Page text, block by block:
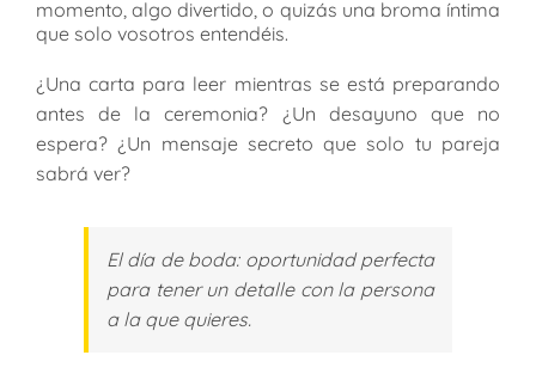
momento, algo divertido, o quizás una broma íntima
que solo vosotros entendéis.
¿Una carta para leer mientras se está preparando
antes de la ceremonia? ¿Un desayuno que no
espera? ¿Un mensaje secreto que solo tu pareja
sabrá ver?
El día de boda: oportunidad perfecta
para tener un detalle con la persona
a la que quieres.